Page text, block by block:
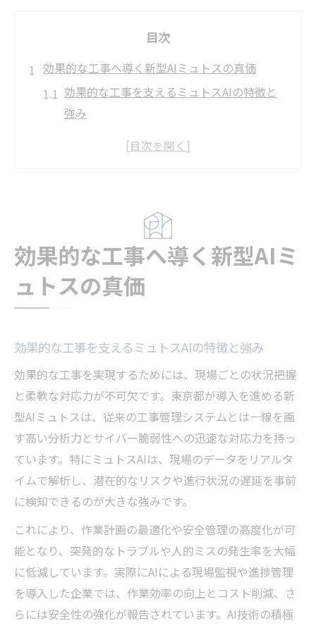
目次
効果的な工事へ導く新型AIミュトスの真価
効果的な工事を支えるミュトスAIの特徴と
強み
新型AIミュトスが工事現場にもたらす革新
効果的な工事に不可欠なAI技術の導入背景
クロードミュトス開発の背景と効果的な工
東京都で注目のAIミュトスが変える安全対策
対策強化
新型AIミュトス導入がもたらす効果的な工
事管理
サイバー脆弱性に強いミュトスAIの安全性
検証
効果的な工事とミュトスAIのリスク低減効
果とは
ミュトス AI 危険 性と安全対策の実例紹介
新型AIのミュトスが実現する工事効率化の最前
線
効果的な工事を支えるミュトスAIの効率化
事例
新型AIミュトス導入による作業工程の短縮
効果的な工事へ導く新型AIミ
ュトスの真価
効果的な工事を支えるミュトスAIの特徴と強み
効果的な工事を実現するためには、現場ごとの状況把握
と柔軟な対応力が不可欠です。東京都が導入を進める新
型AIミュトスは、従来の工事管理システムとは一線を画
す高い分析力とサイバー脆弱性への迅速な対応力を持っ
ています。特にミュトスAIは、現場のデータをリアルタ
イムで解析し、潜在的なリスクや進行状況の遅延を事前
に検知できるのが大きな強みです。
これにより、作業計画の最適化や安全管理の高度化が可
能となり、突発的なトラブルや人的ミスの発生率を大幅
に低減しています。実際にAIによる現場監視や進捗管理
を導入した企業では、作業効率の向上とコスト削減、さ
らには安全性の強化が報告されています。AI技術の積極